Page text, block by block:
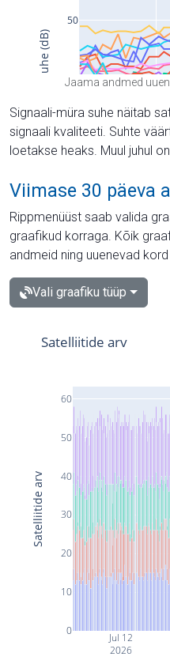
Jaama andmed
Signaali-müra suhe näitab
signaali kvaliteeti. Suhte
loetakse heaks. Muul juhul
Viimase 30 päeva
Rippmenüüst saab valida
graafikud korraga. Kõik
andmeid ning uuenevad kord
Vali graafiku tüüp
Jul 12
2026
0
10
20
30
40
50
60
Satelliitide arv
Satelliitide arv